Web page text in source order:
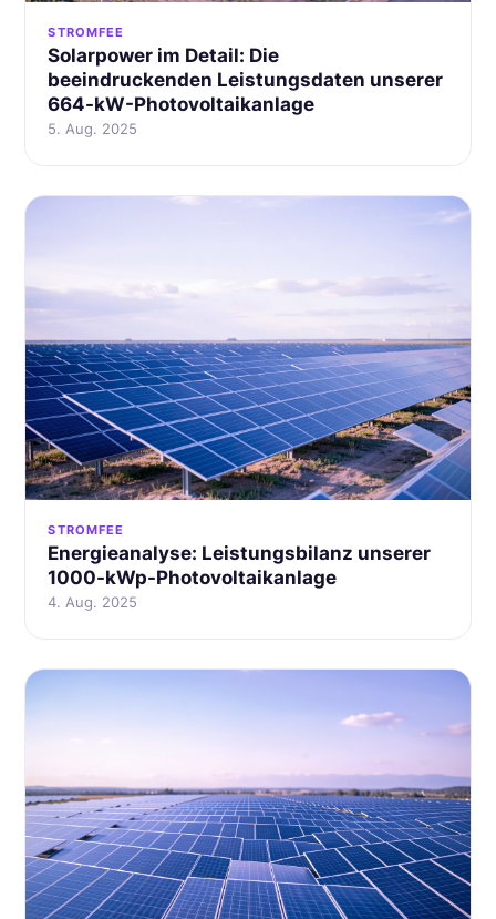
STROMFEE
Solarpower im Detail: Die
beeindruckenden Leistungsdaten unserer
664-kW-Photovoltaikanlage
5. Aug. 2025
STROMFEE
Energieanalyse: Leistungsbilanz unserer
1000-kWp-Photovoltaikanlage
4. Aug. 2025